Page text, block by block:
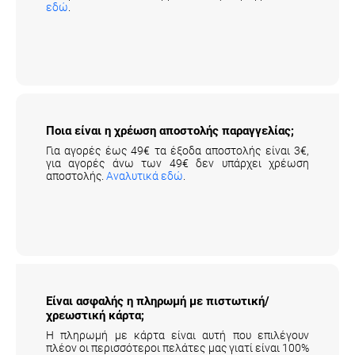
παραγγελίας;
Για αγορές έως 49€ τα έξοδα αποστολής είναι 3€,
για αγορές άνω των 49€ δεν υπάρχει χρέωση
αποστολής. Αναλυτικά εδώ
χρεωστική κάρτα;
Η πληρωμή με κάρτα είναι αυτή που επιλέγουν
πλέον οι περισσότεροι πελάτες μας γιατί είναι 100%
εγγυημένη και έχει τα περισσότερα οφέλη.